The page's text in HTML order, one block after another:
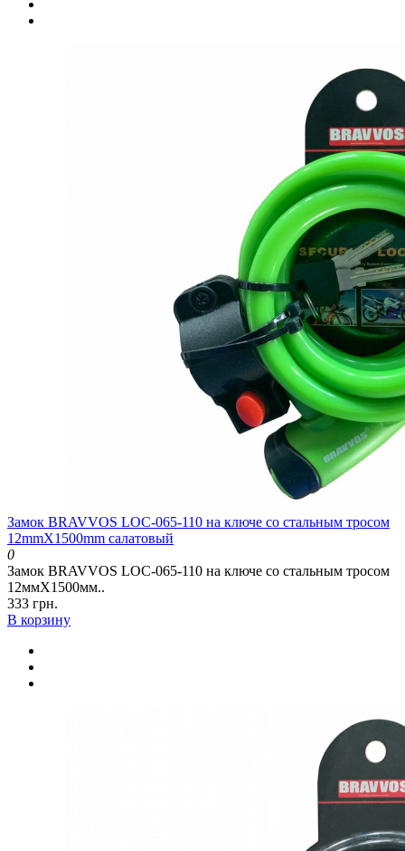
Замок BRAVVOS LOC-065-110 на ключе со стальным тросом
12mmX1500mm салатовый
0
Замок BRAVVOS LOC-065-110 на ключе со стальным тросом
12ммX1500мм..
333 грн.
В корзину